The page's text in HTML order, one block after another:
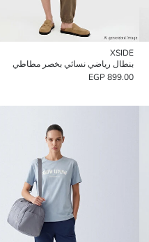
XSIDE
بنطال رياضي نسائي بخصر مطاطي
899.00 EGP